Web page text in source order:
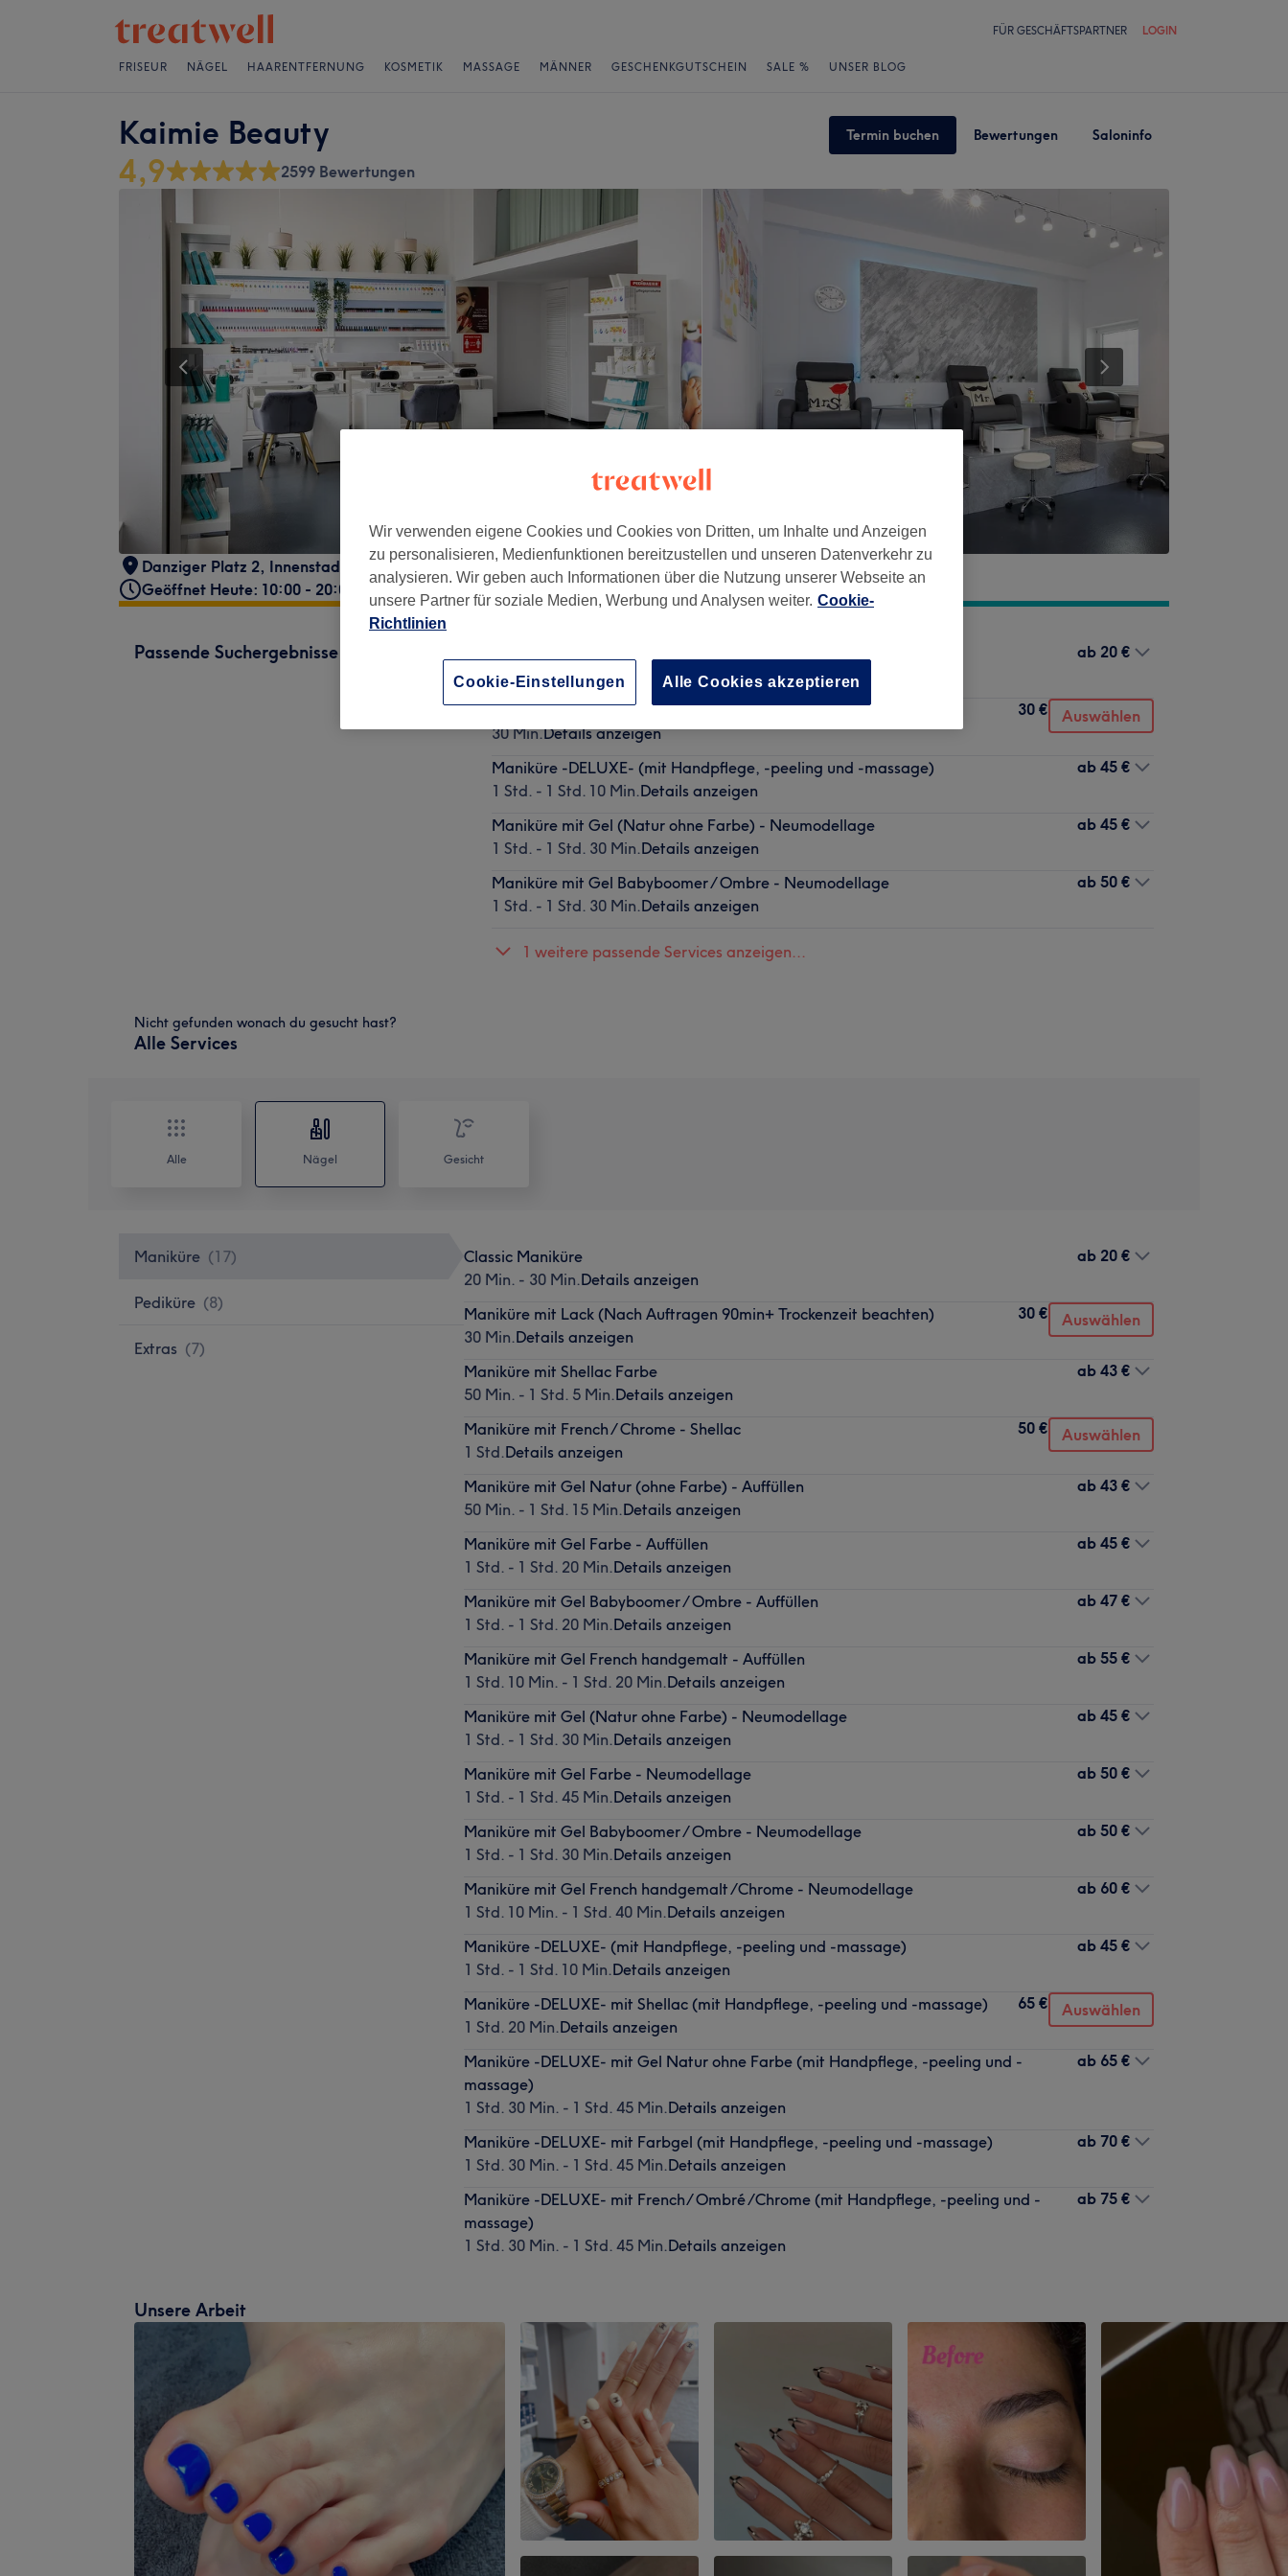
FÜR GESCHÄFTSPARTNER LOGIN
FRISEUR NÄGEL HAARENTFERNUNG KOSMETIK MASSAGE MÄNNER GESCHENKGUTSCHEIN SALE % UNSER BLOG
Kaimie Beauty Termin buchen Bewertungen Saloninfo
4,9 2599 Bewertungen
Danziger Platz 2, Innenstadt IV , Frankfurt am Main, 60314
Geöffnet Heute: 10:00 - 20:00
Passende Suchergebnisse
20 Min. - 30 Min.Details anzeigen
ab 20 €
Maniküre mit Lack (Nach Auftragen 90min+ Trockenzeit beachten)
30 Min.Details anzeigen
30 € Auswählen
Maniküre -DELUXE- (mit Handpflege, -peeling und -massage)
1 Std. - 1 Std. 10 Min.Details anzeigen
ab 45 €
Maniküre mit Gel (Natur ohne Farbe) - Neumodellage
1 Std. - 1 Std. 30 Min.Details anzeigen
ab 45 €
Maniküre mit Gel Babyboomer / Ombre - Neumodellage
1 Std. - 1 Std. 30 Min.Details anzeigen
ab 50 €
1 weitere passende Services anzeigen...
Nicht gefunden wonach du gesucht hast?
Alle Services
Alle Nägel Gesicht
Maniküre (17)
Pediküre (8)
Extras (7)
Classic Maniküre
20 Min. - 30 Min.Details anzeigen
ab 20 €
Maniküre mit Lack (Nach Auftragen 90min+ Trockenzeit beachten)
30 Min.Details anzeigen
30 € Auswählen
Maniküre mit Shellac Farbe
50 Min. - 1 Std. 5 Min.Details anzeigen
ab 43 €
Maniküre mit French / Chrome - Shellac
1 Std.Details anzeigen
50 € Auswählen
Maniküre mit Gel Natur (ohne Farbe) - Auffüllen
50 Min. - 1 Std. 15 Min.Details anzeigen
ab 43 €
Maniküre mit Gel Farbe - Auffüllen
1 Std. - 1 Std. 20 Min.Details anzeigen
ab 45 €
Maniküre mit Gel Babyboomer / Ombre - Auffüllen
1 Std. - 1 Std. 20 Min.Details anzeigen
ab 47 €
Maniküre mit Gel French handgemalt - Auffüllen
1 Std. 10 Min. - 1 Std. 20 Min.Details anzeigen
ab 55 €
Maniküre mit Gel (Natur ohne Farbe) - Neumodellage
1 Std. - 1 Std. 30 Min.Details anzeigen
ab 45 €
Maniküre mit Gel Farbe - Neumodellage
1 Std. - 1 Std. 45 Min.Details anzeigen
ab 50 €
Maniküre mit Gel Babyboomer / Ombre - Neumodellage
1 Std. - 1 Std. 30 Min.Details anzeigen
ab 50 €
Maniküre mit Gel French handgemalt /Chrome - Neumodellage
1 Std. 10 Min. - 1 Std. 40 Min.Details anzeigen
ab 60 €
Maniküre -DELUXE- (mit Handpflege, -peeling und -massage)
1 Std. - 1 Std. 10 Min.Details anzeigen
ab 45 €
Maniküre -DELUXE- mit Shellac (mit Handpflege, -peeling und -massage)
1 Std. 20 Min.Details anzeigen
65 € Auswählen
Maniküre -DELUXE- mit Gel Natur ohne Farbe (mit Handpflege, -peeling und -
massage)
1 Std. 30 Min. - 1 Std. 45 Min.Details anzeigen
ab 65 €
Maniküre -DELUXE- mit Farbgel (mit Handpflege, -peeling und -massage)
1 Std. 30 Min. - 1 Std. 45 Min.Details anzeigen
ab 70 €
Maniküre -DELUXE- mit French/ Ombré /Chrome (mit Handpflege, -peeling und -
massage)
1 Std. 30 Min. - 1 Std. 45 Min.Details anzeigen
ab 75 €
Unsere Arbeit
Wir verwenden eigene Cookies und Cookies von Dritten, um Inhalte und Anzeigen
zu personalisieren, Medienfunktionen bereitzustellen und unseren Datenverkehr zu
analysieren. Wir geben auch Informationen über die Nutzung unserer Webseite an
unsere Partner für soziale Medien, Werbung und Analysen weiter. Cookie-
Richtlinien
Cookie-Einstellungen Alle Cookies akzeptieren